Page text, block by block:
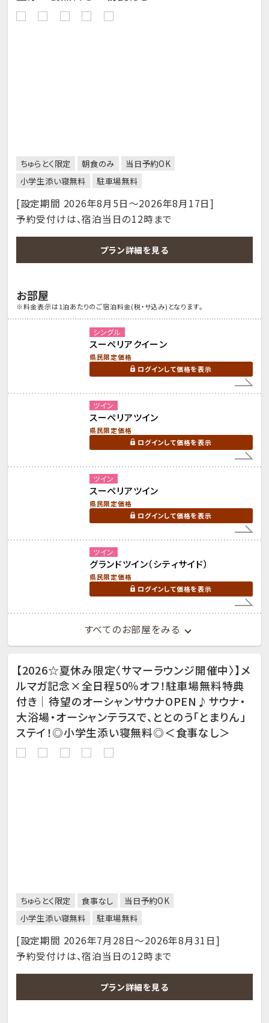
ちゅらとく限定 朝食のみ
当日予約OK
小学生添い寝無料
駐車場無料
[設定期間 2026年8月5日～2026年8月17日]
予約受付けは、宿泊当日の12時まで
プラン詳細を見る
お部屋
※料金表示は1泊あたりのご宿泊料金(税・サ込み)となります。
シングル
スーペリアクイーン
県民限定価格
ログインして価格を表示
ツイン
スーペリアツイン
県民限定価格
ログインして価格を表示
ツイン
スーペリアツイン
県民限定価格
ログインして価格を表示
ツイン
グランドツイン（シティサイド）
県民限定価格
ログインして価格を表示
すべてのお部屋をみる
【2026☆夏休み限定〈サマーラウンジ開催中〉】メ
ルマガ記念×全日程50％オフ！駐車場無料特典
付き｜待望のオーシャンサウナOPEN♪サウナ・
大浴場・オーシャンテラスで、ととのう「とまりん」
ステイ！◎小学生添い寝無料◎＜食事なし＞
ちゅらとく限定 食事なし
当日予約OK
小学生添い寝無料
駐車場無料
[設定期間 2026年7月28日～2026年8月31日]
予約受付けは、宿泊当日の12時まで
プラン詳細を見る